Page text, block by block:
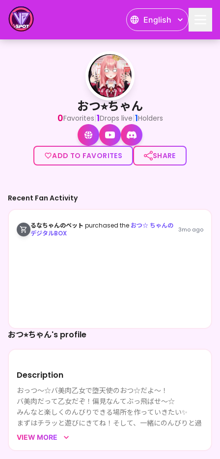
English
おつ⭐︎ちゃん
<p>おっつ～☆バ美肉乙女で堕天使のおつ☆だよ～！</p><p>
おつ⭐︎ちゃん
0Favorites|1Drops live|1Holders
ADD TO FAVORITES SHARE
おつ⭐︎ちゃん's profile
Description
おっつ～☆バ美肉乙女で堕天使のおつ☆だよ～！
バ美肉だって乙女だぞ！偏見なんてぶっ飛ばせ～☆
みんなと楽しくのんびりできる場所を作っていきたい✨
まずはチラッと遊びにきてね！そして、一緒にのんびりと過
ごしちゃお！
VIEW MORE
Recent Fan Activity
るなちゃんのペット purchased the おつ☆ ちゃんの
デジタルBOX
3mo ago